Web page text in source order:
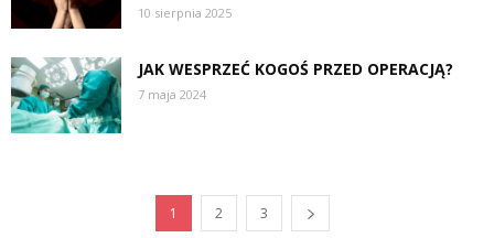
10 sierpnia 2025
JAK WESPRZEĆ KOGOŚ PRZED OPERACJĄ?
7 maja 2024
1 2 3